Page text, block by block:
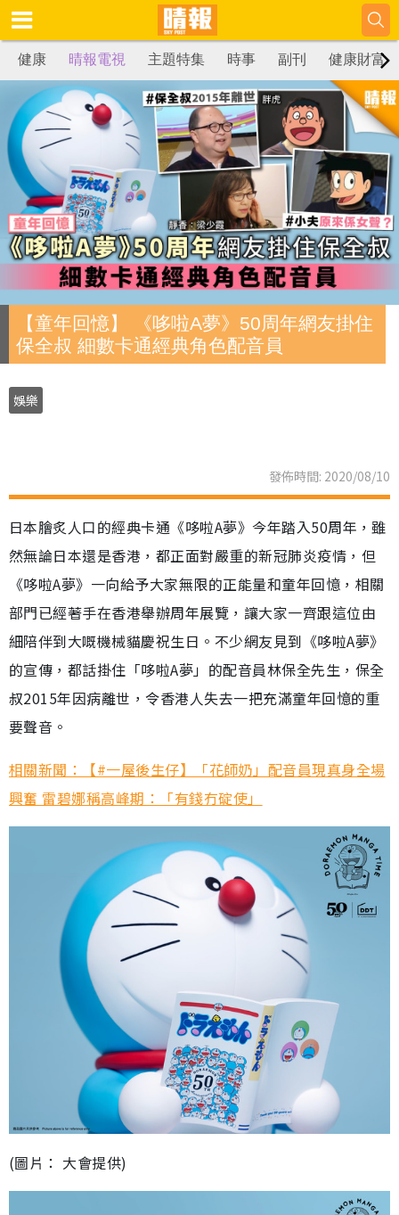
健康 晴報電視 主題特集 時事 副刊 健康財富
【童年回憶】 《哆啦A夢》50周年網友掛住
保全叔 細數卡通經典角色配音員
娛樂
發佈時間: 2020/08/10
日本膾炙人口的經典卡通《哆啦A夢》今年踏入50周年，雖
然無論日本還是香港，都正面對嚴重的新冠肺炎疫情，但
《哆啦A夢》一向給予大家無限的正能量和童年回憶，相關
部門已經著手在香港舉辦周年展覽，讓大家一齊跟這位由
細陪伴到大嘅機械貓慶祝生日。不少網友見到《哆啦A夢》
的宣傳，都話掛住「哆啦A夢」的配音員林保全先生，保全
叔2015年因病離世，令香港人失去一把充滿童年回憶的重
要聲音。
相關新聞：【#一屋後生仔】「花師奶」配音員現真身全場
興奮 雷碧娜稱高峰期：「有錢冇碇使」
(圖片： 大會提供)